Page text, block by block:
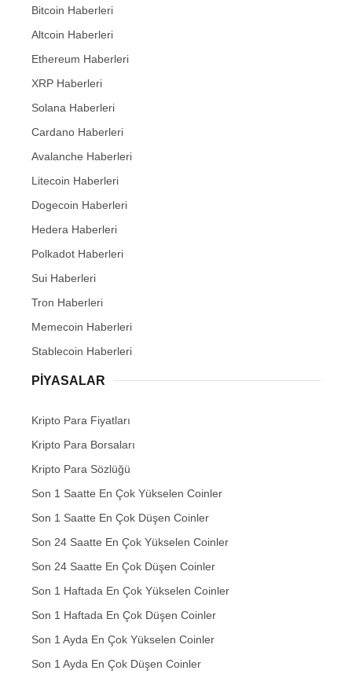
Bitcoin Haberleri
Altcoin Haberleri
Ethereum Haberleri
XRP Haberleri
Solana Haberleri
Cardano Haberleri
Avalanche Haberleri
Litecoin Haberleri
Dogecoin Haberleri
Hedera Haberleri
Polkadot Haberleri
Sui Haberleri
Tron Haberleri
Memecoin Haberleri
Stablecoin Haberleri
PIYASALAR
Kripto Para Fiyatları
Kripto Para Borsaları
Kripto Para Sözlüğü
Son 1 Saatte En Çok Yükselen Coinler
Son 1 Saatte En Çok Düşen Coinler
Son 24 Saatte En Çok Yükselen Coinler
Son 24 Saatte En Çok Düşen Coinler
Son 1 Haftada En Çok Yükselen Coinler
Son 1 Haftada En Çok Düşen Coinler
Son 1 Ayda En Çok Yükselen Coinler
Son 1 Ayda En Çok Düşen Coinler